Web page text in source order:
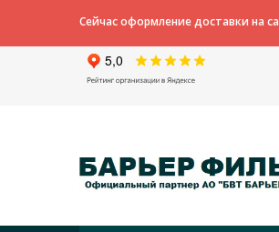
Сейчас оформление доставки на